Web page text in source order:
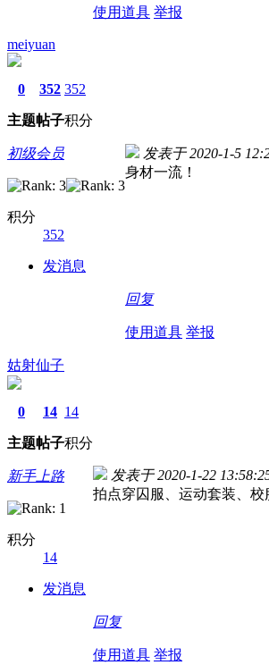
使用道具 举报
meiyuan
0
主题
352
帖子
352
积分
初级会员
积分
352
发消息
发表于 2020-1-5
身材一流！
回复
使用道具 举报
姑射仙子
0
主题
14
帖子
14
积分
新手上路
积分
14
发消息
发表于 2020-1-22
拍点穿囚服、运动套装、校
回复
使用道具 举报